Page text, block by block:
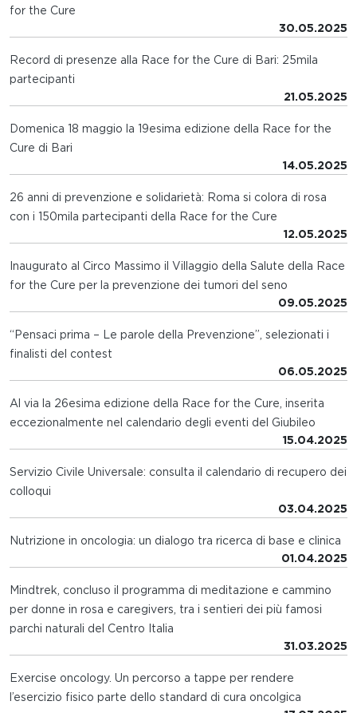
for the Cure
30.05.2025
Record di presenze alla Race for the Cure di Bari: 25mila
partecipanti
21.05.2025
Domenica 18 maggio la 19esima edizione della Race for the
Cure di Bari
14.05.2025
26 anni di prevenzione e solidarietà: Roma si colora di rosa
con i 150mila partecipanti della Race for the Cure
12.05.2025
Inaugurato al Circo Massimo il Villaggio della Salute della Race
for the Cure per la prevenzione dei tumori del seno
09.05.2025
“Pensaci prima – Le parole della Prevenzione”, selezionati i
finalisti del contest
06.05.2025
Al via la 26esima edizione della Race for the Cure, inserita
eccezionalmente nel calendario degli eventi del Giubileo
15.04.2025
Servizio Civile Universale: consulta il calendario di recupero dei
colloqui
03.04.2025
Nutrizione in oncologia: un dialogo tra ricerca di base e clinica
01.04.2025
Mindtrek, concluso il programma di meditazione e cammino
per donne in rosa e caregivers, tra i sentieri dei più famosi
parchi naturali del Centro Italia
31.03.2025
Exercise oncology. Un percorso a tappe per rendere
l’esercizio fisico parte dello standard di cura oncolgica